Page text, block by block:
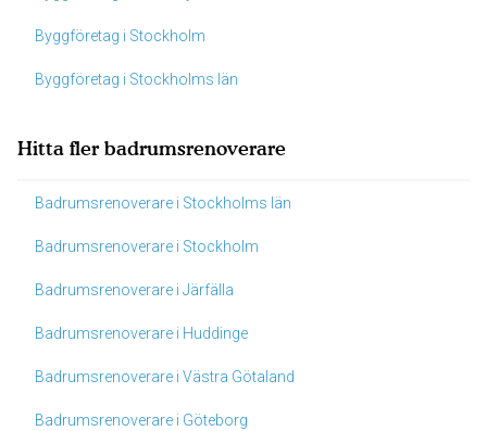
Byggföretag i Stockholm
Byggföretag i Stockholms län
Hitta fler badrumsrenoverare
Badrumsrenoverare i Stockholms län
Badrumsrenoverare i Stockholm
Badrumsrenoverare i Järfälla
Badrumsrenoverare i Huddinge
Badrumsrenoverare i Västra Götaland
Badrumsrenoverare i Göteborg